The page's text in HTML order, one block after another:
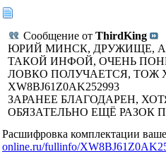
Сообщение от ThirdKing
ЮРИЙ МИНСК, ДРУЖИЩЕ,
ТАКОЙ ИНФОЙ, ОЧЕНЬ
ЛОВКО ПОЛУЧАЕТСЯ, ТОЖ
XW8BJ61Z0AK252993
ЗАРАНЕЕ БЛАГОДАРЕН,
ОБЯЗАТЕЛЬНО ЕЩЁ РАЗОК
Расшифровка комплектации
online.ru/fullinfo/